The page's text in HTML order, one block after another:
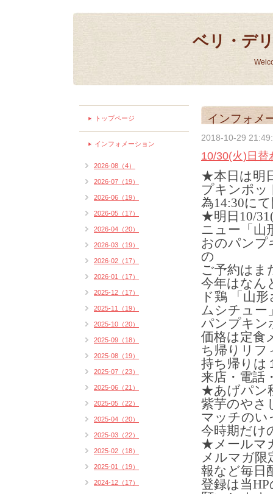
ベリ・デ
インフォメ
2018-10-29
10/30(火)日替
★本日は明
プキンポッ
為14:30に
★明日10/
ニュー「山
おのパンプ
の
ご予約はま
今年はなん
ド鶏 「山
ムシチュー
パンプキン
価格は定食
ち帰りリフ
持ち帰りは
来店・電話
★あげパン
紫芋のやさ
マッチのい
今時期だけ
★メールマ
メルマガ限
報など毎日
登録は当
トップページ
インフォメーション
2026-08（4）
2026-07（19）
2026-06（19）
2026-05（17）
2026-04（20）
2026-03（19）
2026-02（17）
2026-01（17）
2025-12（17）
2025-11（19）
2025-10（20）
2025-09（18）
2025-08（19）
2025-07（23）
2025-06（21）
2025-05（22）
2025-04（20）
2025-03（22）
2025-02（18）
2025-01（19）
2024-12（17）